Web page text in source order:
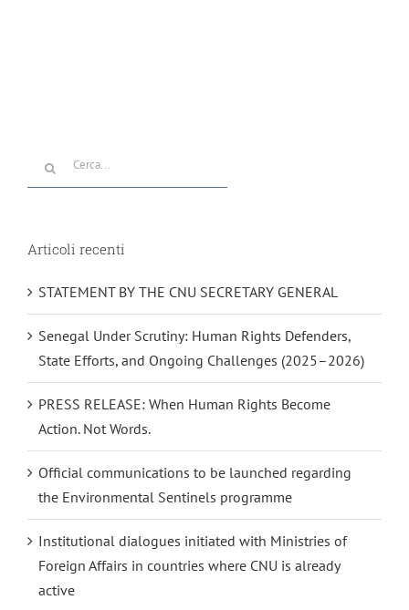
per:
Articoli recenti
STATEMENT BY THE CNU SECRETARY GENERAL
Senegal Under Scrutiny: Human Rights Defenders,
State Efforts, and Ongoing Challenges (2025–2026)
PRESS RELEASE: When Human Rights Become
Action. Not Words.
Official communications to be launched regarding
the Environmental Sentinels programme
Institutional dialogues initiated with Ministries of
Foreign Affairs in countries where CNU is already
active